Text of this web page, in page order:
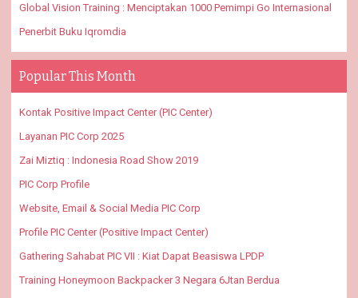
Global Vision Training : Menciptakan 1000 Pemimpi Go Internasional
Penerbit Buku Iqromdia
Popular This Month
Kontak Positive Impact Center (PIC Center)
Layanan PIC Corp 2025
Zai Miztiq : Indonesia Road Show 2019
PIC Corp Profile
Website, Email & Social Media PIC Corp
Profile PIC Center (Positive Impact Center)
Gathering Sahabat PIC VII : Kiat Dapat Beasiswa LPDP
Training Honeymoon Backpacker 3 Negara 6Jtan Berdua